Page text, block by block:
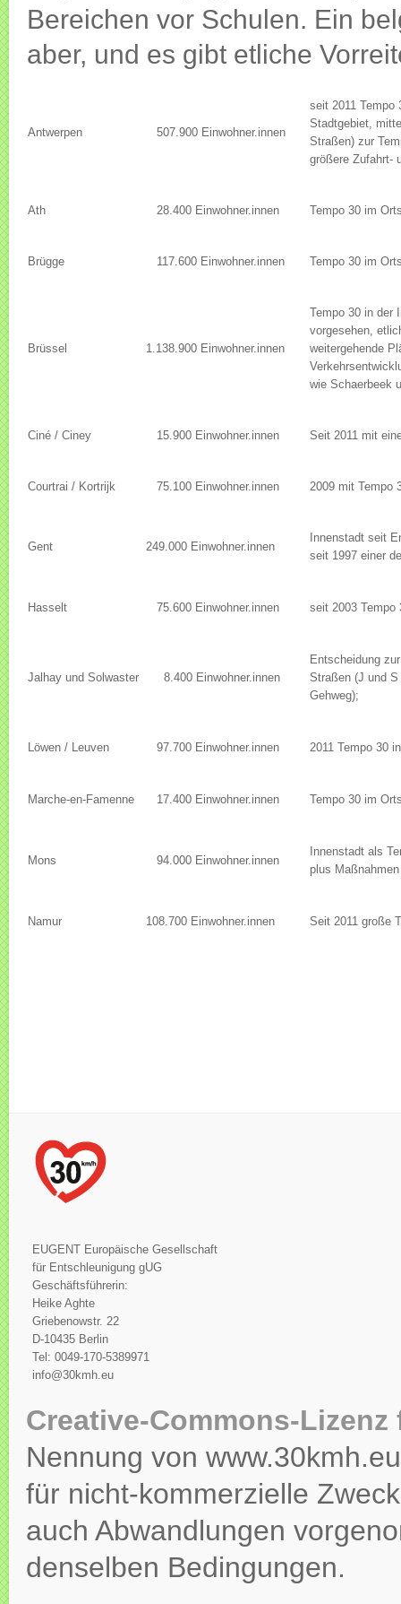
Bereichen vor Schulen. Ein
aber, und es gibt etliche
Antwerpen 507.900 Einwohner.innen
seit 2011 Tempo
Stadtgebiet,
Straßen) zur
größere Zufahrt-
Ath 28.400 Einwohner.innen Tempo 30 im
Brügge 117.600 Einwohner.innen Tempo 30 im
Brüssel 1.138.900 Einwohner.innen
Tempo 30 in der
vorgesehen,
weitergehende
wie Schaerbeek
Ciné / Ciney 15.900 Einwohner.innen Seit 2011 mit
Courtrai / Kortrijk 75.100 Einwohner.innen 2009 mit Tempo
Gent 249.000 Einwohner.innen
Innenstadt seit
seit 1997 einer
Hasselt 75.600 Einwohner.innen seit 2003 Tempo
Jalhay und Solwaster 8.400 Einwohner.innen
Entscheidung
Straßen (J und
Gehweg);
Löwen / Leuven 97.700 Einwohner.innen 2011 Tempo 30
Marche-en-Famenne 17.400 Einwohner.innen Tempo 30 im
Mons 94.000 Einwohner.innen
Innenstadt als
plus
Namur 108.700 Einwohner.innen Seit 2011 große
EUGENT Europäische Gesellschaft
für Entschleunigung gUG
Geschäftsführerin:
Heike Aghte
Griebenowstr. 22
D-10435 Berlin
Tel: 0049-170-5389971
info@30kmh.eu
Creative-Commons-
Nennung von
für nicht-kommerzielle
auch Abwandlungen
denselben Bedingungen.